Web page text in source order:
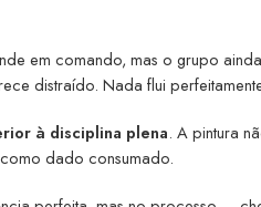
em comando, mas o grupo
distraído. Nada flui
à disciplina plena. A pintura
dado consumado.